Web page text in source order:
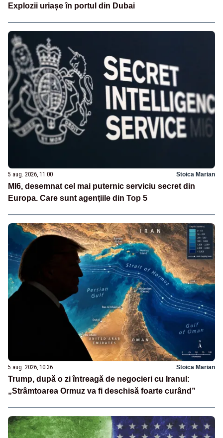
Explozii uriașe în portul din Dubai
5 aug. 2026, 11:00 Stoica Marian
MI6, desemnat cel mai puternic serviciu secret din
Europa. Care sunt agenţiile din Top 5
5 aug. 2026, 10:36 Stoica Marian
Trump, după o zi întreagă de negocieri cu Iranul:
„Strâmtoarea Ormuz va fi deschisă foarte curând”